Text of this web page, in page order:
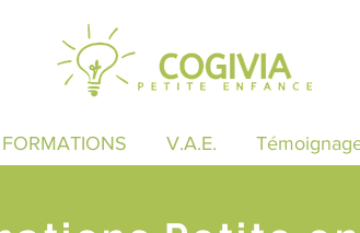
FORMATIONS V.A.E.